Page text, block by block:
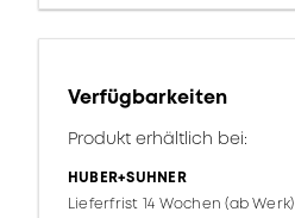
Verfügbarkeiten
Produkt erhältlich bei:
HUBER+SUHNER
Lieferfrist 14 Wochen (ab Werk)